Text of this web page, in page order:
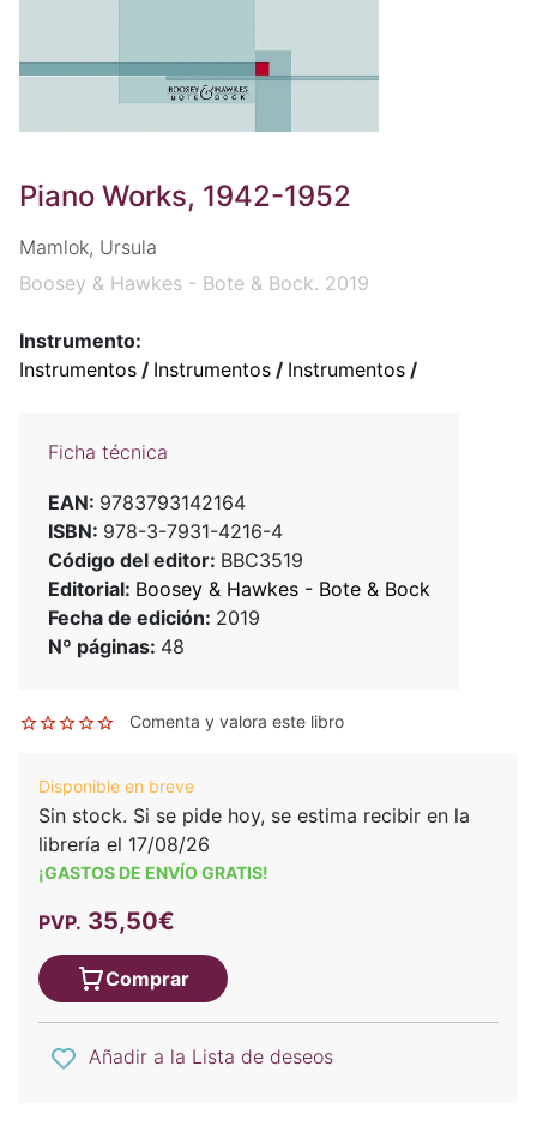
Piano Works, 1942-1952
Mamlok, Ursula
Boosey & Hawkes - Bote & Bock. 2019
Instrumento:
Instrumentos / Instrumentos / Instrumentos /
Ficha técnica
EAN: 9783793142164
ISBN: 978-3-7931-4216-4
Código del editor: BBC3519
Editorial: Boosey & Hawkes - Bote & Bock
Fecha de edición: 2019
Nº páginas: 48
Comenta y valora este libro
Disponible en breve
Sin stock. Si se pide hoy, se estima recibir en la
librería el 17/08/26
¡GASTOS DE ENVÍO GRATIS!
PVP. 35,50€
Comprar
Añadir a la Lista de deseos